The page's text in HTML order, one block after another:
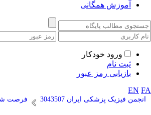
آموزش همگانی
ورود خودکار
ثبت نام
بازیابی رمز عبور
EN FA
انجمن فیزیک پزشکی ایران 3043507 فرصت